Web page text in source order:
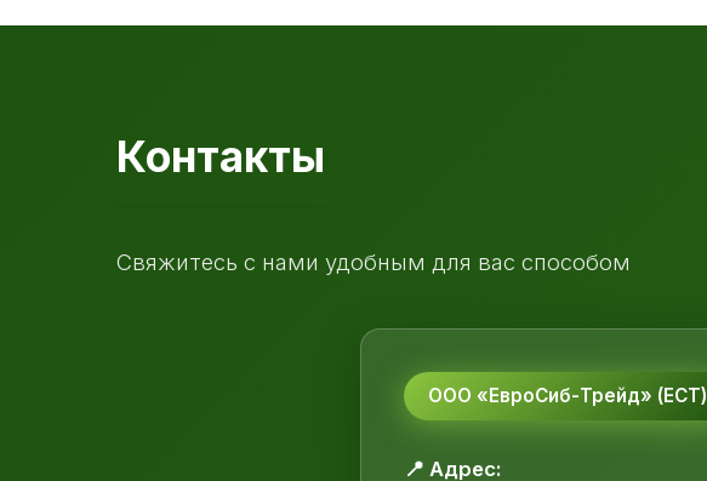
Контакты
Свяжитесь с нами удобным для вас способом
ООО «ЕвроСиб-Трейд» (ЕСТ)
📍 Адрес: